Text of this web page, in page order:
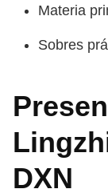
Materia
Sobres
DXN